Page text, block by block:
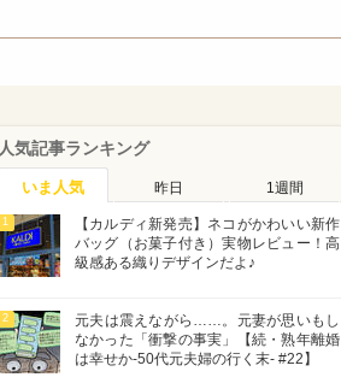
人気記事ランキング
いま人気 昨日 1週間
1
【カルディ新発売】ネコがかわいい新作
バッグ（お菓子付き）実物レビュー！高
級感ある織りデザインだよ♪
2
元夫は震えながら……。元妻が思いもし
なかった「衝撃の事実」【続・熟年離婚
は幸せか-50代元夫婦の行く末- #22】